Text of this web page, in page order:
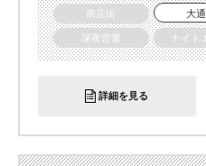
商店街
大
深夜営業
ナイト
詳細を見る